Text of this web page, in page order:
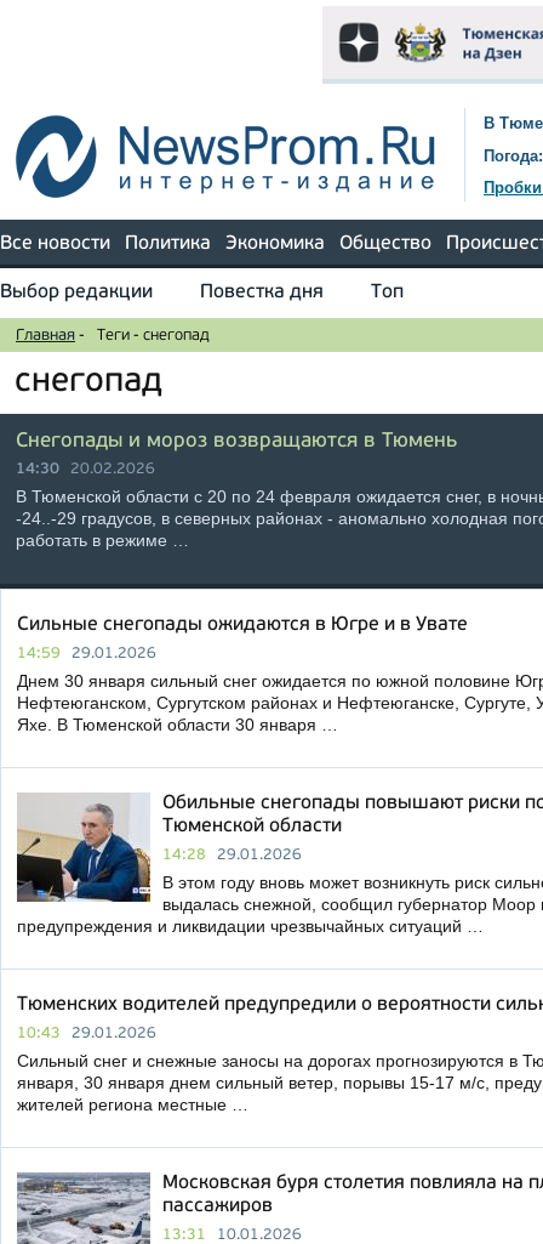
В
Погода:
Все новости Политика Экономика Общество
Выбор редакции Повестка дня Топ
Главная - Теги - снегопад
снегопад
Снегопады и мороз возвращаются в Тюмень
14:30 20.02.2026
В Тюменской области с 20 по 24 февраля ожидается снег, в
-24..-29 градусов, в северных районах - аномально холодная
работать в режиме …
Сильные снегопады ожидаются в Югре и в Увате
14:59 29.01.2026
Днем 30 января сильный снег ожидается по южной половине
Нефтеюганском, Сургутском районах и Нефтеюганске, Сургуте,
Яхе. В Тюменской области 30 января …
Обильные снегопады повышают риски
Тюменской области
14:28 29.01.2026
В этом году вновь может возникнуть риск
выдалась снежной, сообщил губернатор Моор
предупреждения и ликвидации чрезвычайных ситуаций …
Тюменских водителей предупредили о вероятности
10:43 29.01.2026
Сильный снег и снежные заносы на дорогах прогнозируются в
января, 30 января днем сильный ветер, порывы 15-17 м/с,
жителей региона местные …
Московская буря столетия повлияла на
пассажиров
13:31 10.01.2026